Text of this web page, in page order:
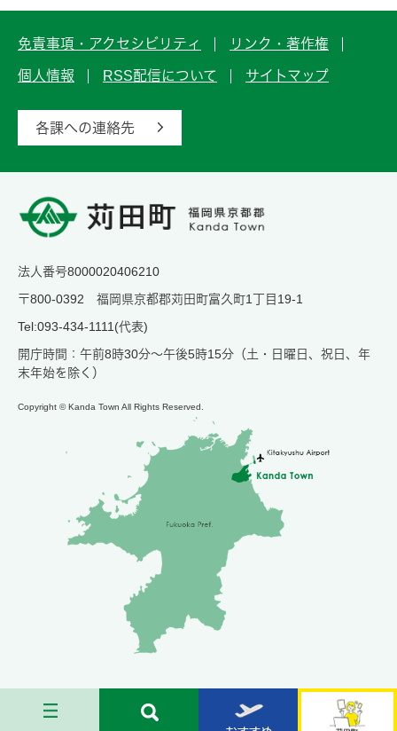
免責事項・アクセシビリティ リンク・著作権
個人情報 RSS配信について サイトマップ
各課への連絡先
法人番号8000020406210
〒800-0392 福岡県京都郡苅田町富久町1丁目19-1
Tel:093-434-1111(代表)
開庁時間：午前8時30分～午後5時15分（土・日曜日、祝日、年
末年始を除く）
Copyright © Kanda Town All Rights Reserved.